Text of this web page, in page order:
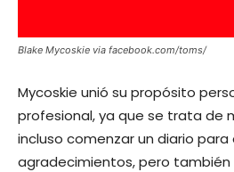
Blake Mycoskie via facebook.com/toms/
Mycoskie unió su propósito
profesional, ya que se trata de
incluso comenzar un diario para
agradecimientos, pero también